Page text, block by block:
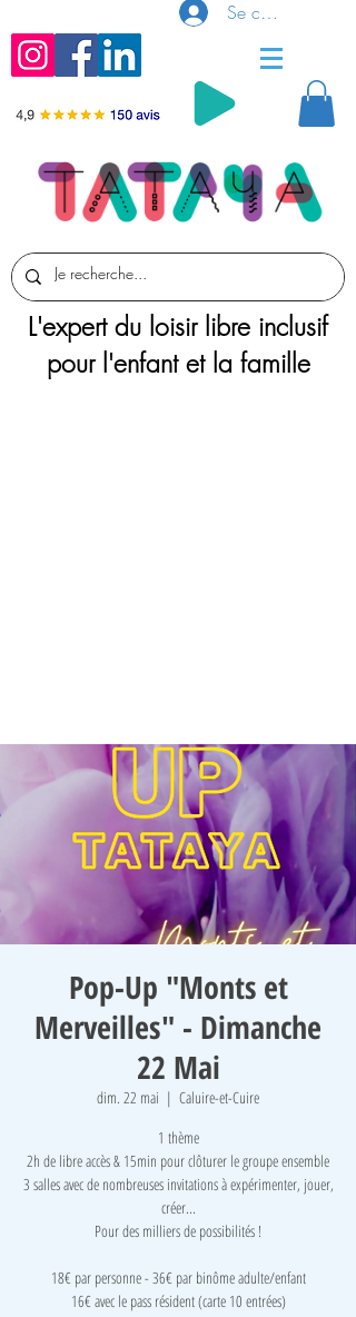
Se connecter
L'expert du loisir libre inclusif
pour l'enfant et la famille
Pop-Up "Monts et
Merveilles" - Dimanche
22 Mai
dim. 22 mai
  |
Caluire-et-Cuire
1 thème
2h de libre accès & 15min pour clôturer le groupe ensemble
3 salles avec de nombreuses invitations à expérimenter, jouer,
créer...
Pour des milliers de possibilités !
18€ par personne - 36€ par binôme adulte/enfant
16€ avec le pass résident (carte 10 entrées)